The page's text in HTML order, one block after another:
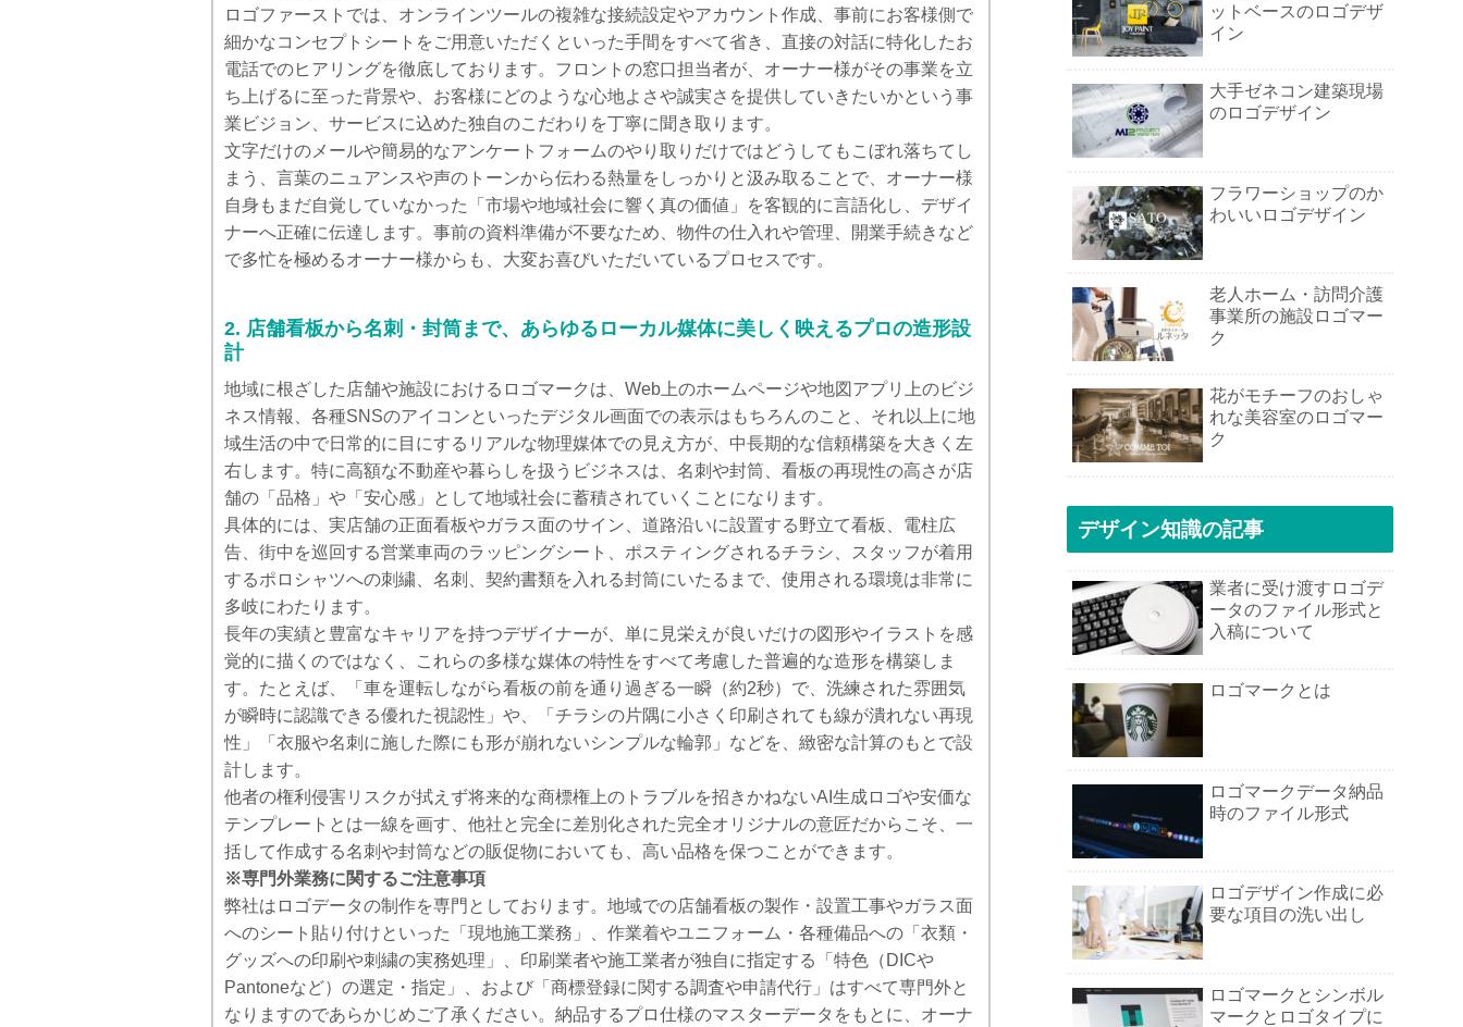
ロゴファーストでは、オンラインツールの複雑な接続設定やアカウント作成、事前にお客様側で
細かなコンセプトシートをご用意いただくといった手間をすべて省き、直接の対話に特化したお
電話でのヒアリングを徹底しております。フロントの窓口担当者が、オーナー様がその事業を立
ち上げるに至った背景や、お客様にどのような心地よさや誠実さを提供していきたいかという事
業ビジョン、サービスに込めた独自のこだわりを丁寧に聞き取ります。
文字だけのメールや簡易的なアンケートフォームのやり取りだけではどうしてもこぼれ落ちてし
まう、言葉のニュアンスや声のトーンから伝わる熱量をしっかりと汲み取ることで、オーナー様
自身もまだ自覚していなかった「市場や地域社会に響く真の価値」を客観的に言語化し、デザイ
ナーへ正確に伝達します。事前の資料準備が不要なため、物件の仕入れや管理、開業手続きなど
で多忙を極めるオーナー様からも、大変お喜びいただいているプロセスです。
2. 店舗看板から名刺・封筒まで、あらゆるローカル媒体に美しく映えるプロの造形設
計
地域に根ざした店舗や施設におけるロゴマークは、Web上のホームページや地図アプリ上のビジ
ネス情報、各種SNSのアイコンといったデジタル画面での表示はもちろんのこと、それ以上に地
域生活の中で日常的に目にするリアルな物理媒体での見え方が、中長期的な信頼構築を大きく左
右します。特に高額な不動産や暮らしを扱うビジネスは、名刺や封筒、看板の再現性の高さが店
舗の「品格」や「安心感」として地域社会に蓄積されていくことになります。
具体的には、実店舗の正面看板やガラス面のサイン、道路沿いに設置する野立て看板、電柱広
告、街中を巡回する営業車両のラッピングシート、ポスティングされるチラシ、スタッフが着用
するポロシャツへの刺繍、名刺、契約書類を入れる封筒にいたるまで、使用される環境は非常に
多岐にわたります。
長年の実績と豊富なキャリアを持つデザイナーが、単に見栄えが良いだけの図形やイラストを感
覚的に描くのではなく、これらの多様な媒体の特性をすべて考慮した普遍的な造形を構築しま
す。たとえば、「車を運転しながら看板の前を通り過ぎる一瞬（約2秒）で、洗練された雰囲気
が瞬時に認識できる優れた視認性」や、「チラシの片隅に小さく印刷されても線が潰れない再現
性」「衣服や名刺に施した際にも形が崩れないシンプルな輪郭」などを、緻密な計算のもとで設
計します。
他者の権利侵害リスクが拭えず将来的な商標権上のトラブルを招きかねないAI生成ロゴや安価な
テンプレートとは一線を画す、他社と完全に差別化された完全オリジナルの意匠だからこそ、一
括して作成する名刺や封筒などの販促物においても、高い品格を保つことができます。
※専門外業務に関するご注意事項
弊社はロゴデータの制作を専門としております。地域での店舗看板の製作・設置工事やガラス面
へのシート貼り付けといった「現地施工業務」、作業着やユニフォーム・各種備品への「衣類・
グッズへの印刷や刺繍の実務処理」、印刷業者や施工業者が独自に指定する「特色（DICや
Pantoneなど）の選定・指定」、および「商標登録に関する調査や申請代行」はすべて専門外と
なりますのであらかじめご了承ください。納品するプロ仕様のマスターデータをもとに、オーナ
ットベースのロゴデザ
イン
大手ゼネコン建築現場
のロゴデザイン
フラワーショップのか
わいいロゴデザイン
老人ホーム・訪問介護
事業所の施設ロゴマー
ク
花がモチーフのおしゃ
れな美容室のロゴマー
ク
デザイン知識の記事
業者に受け渡すロゴデ
ータのファイル形式と
入稿について
ロゴマークとは
ロゴマークデータ納品
時のファイル形式
ロゴデザイン作成に必
要な項目の洗い出し
ロゴマークとシンボル
マークとロゴタイプに